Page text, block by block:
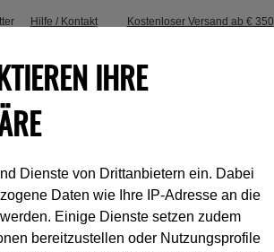
Hilfe / Kontakt Kostenloser Versand ab € 350
Accessoires
IHRE
Dienste von Drittanbietern ein. Dabei
Daten wie Ihre IP-Adresse an die
Einige Dienste setzen zudem
bereitzustellen oder Nutzungsprofile